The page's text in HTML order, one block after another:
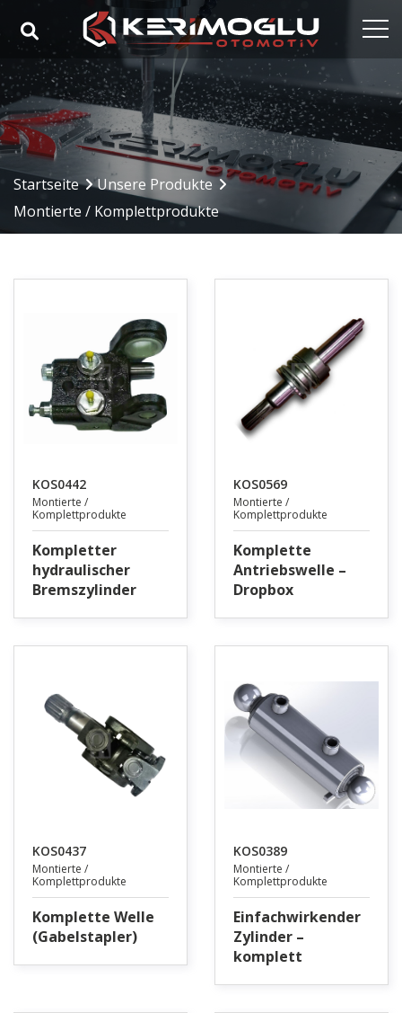
Startseite
Unternehmen
Unsere Kompetenzen
Unsere Produkte
Branchen
Referenzen
Kontakt
Startseite
Unsere Produkte
Montierte / Komplettprodukte
KOS0442
Montierte /
Komplettprodukte
Kompletter
hydraulischer
Bremszylinder
KOS0569
Montierte /
Komplettprodukte
Komplette
Antriebswelle –
Dropbox
KOS0437
Montierte /
Komplettprodukte
Komplette Welle
(Gabelstapler)
KOS0389
Montierte /
Komplettprodukte
Einfachwirkender
Zylinder –
komplett